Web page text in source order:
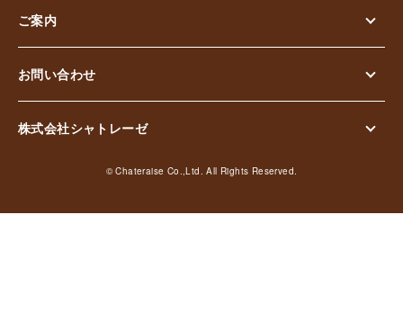
ご案内
お問い合わせ
株式会社シャトレーゼ
© Chateraise Co.,Ltd. All Rights Reserved.